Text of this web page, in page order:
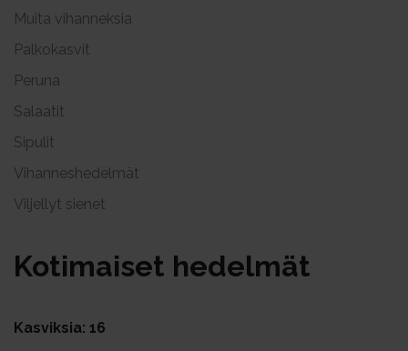
Muita vihanneksia
Palkokasvit
Peruna
Salaatit
Sipulit
Vihanneshedelmät
Viljellyt sienet
Ko­ti­mai­set he­del­mät
Kasviksia: 16